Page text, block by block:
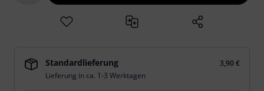
Standardlieferung
3,90 €
Lieferung in ca. 1-3 Werktagen